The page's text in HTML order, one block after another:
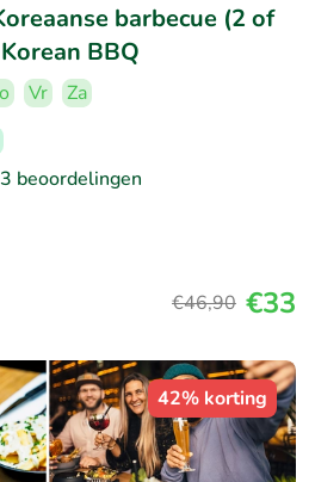
barbecue (2 of
BBQ
Vr
Za
beoordelingen
€46,90 €33
42% korting